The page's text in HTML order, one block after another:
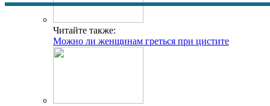
Читайте также:
Можно ли женщинам греться при цистите